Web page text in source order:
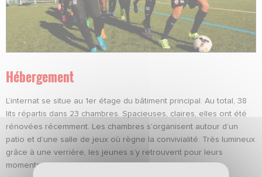
Hébergement
L’internat se situe au 1er étage du bâtiment principal. Au total, 38
lits répartis dans 23 chambres. Spacieuses, claires, elles ont été
rénovées récemment. Les chambres s’organisent autour d’un
patio et d’une salle de jeux où règne la convivialité. Très lumineux
grâce à une verrière, les jeunes s’y retrouvent pour leurs
moments de loisirs.